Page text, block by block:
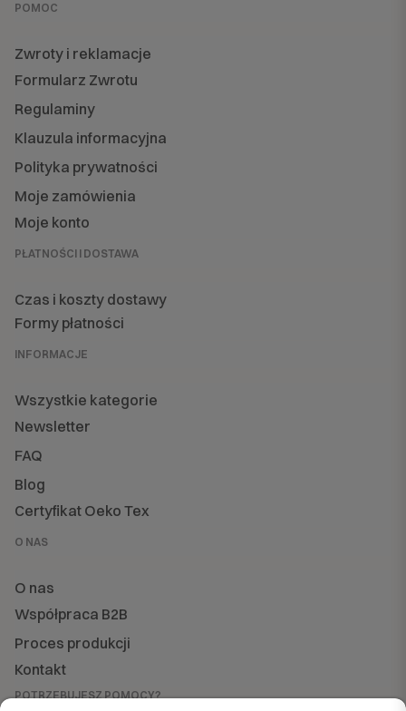
POMOC
Zwroty i reklamacje
Formularz Zwrotu
Regulaminy
Klauzula informacyjna
Polityka prywatności
Moje zamówienia
Moje konto
PŁATNOŚCI I DOSTAWA
Czas i koszty dostawy
Formy płatności
INFORMACJE
Wszystkie kategorie
Newsletter
FAQ
Blog
Certyfikat Oeko Tex
O NAS
O nas
Współpraca B2B
Proces produkcji
Kontakt
POTRZEBUJESZ POMOCY?